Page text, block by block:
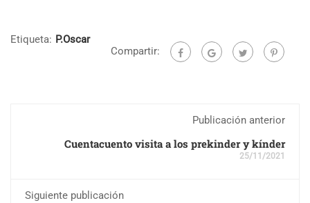
Etiqueta: P.Oscar
Compartir:
Publicación anterior
Cuentacuento visita a los prekinder y kínder
25/11/2021
Siguiente publicación